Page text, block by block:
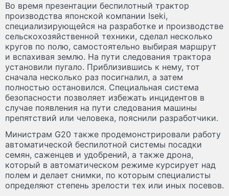
Во время презентации беспилотный трактор
производства японской компании Iseki,
специализирующейся на разработке и производстве
сельскохозяйственной техники, сделал несколько
кругов по полю, самостоятельно выбирая маршрут
и вспахивая землю. На пути следования трактора
установили пугало. Приблизившись к нему, тот
сначала несколько раз посигналил, а затем
полностью остановился. Специальная система
безопасности позволяет избежать инцидентов в
случае появления на пути следования машины
препятствий или человека, пояснили разработчики.
Министрам G20 также продемонстрировали работу
автоматической беспилотной системы посадки
семян, саженцев и удобрений, а также дрона,
который в автоматическом режиме курсирует над
полем и делает снимки, по которым специалисты
определяют степень зрелости тех или иных посевов.